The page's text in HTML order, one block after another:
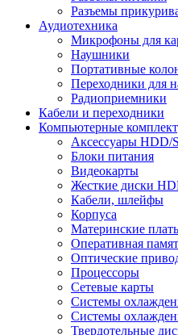
Разъемы
Аудиотехника
Микрофоны для
Наушники
Портативные
Переходники для
Радиоприемники
Кабели и переходники
Компьютерные
Аксессуары HDD/
Блоки питания
Видеокарты
Жесткие диски
Кабели, шлейфы
Корпуса
Материнские
Оперативная
Оптические
Процессоры
Сетевые карты
Системы
Системы
Твердотельные